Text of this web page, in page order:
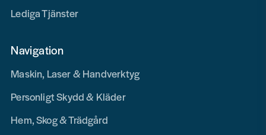
Lediga Tjänster
Navigation
Maskin, Laser & Handverktyg
Personligt Skydd & Kläder
Hem, Skog & Trädgård